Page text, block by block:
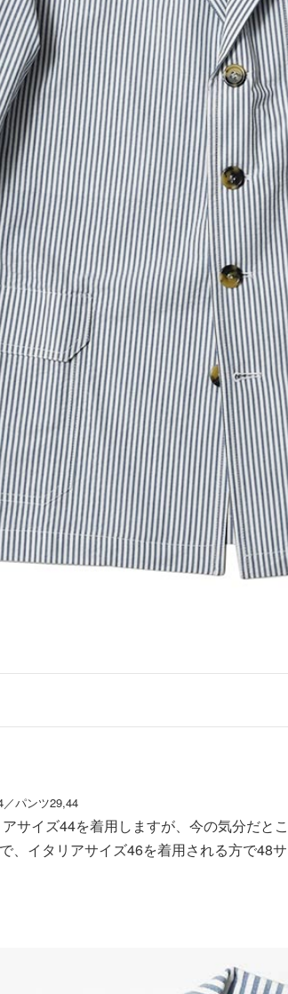
パンツ29,44
サイズ44を着用しますが、今の気分だと
、イタリアサイズ46を着用される方で48